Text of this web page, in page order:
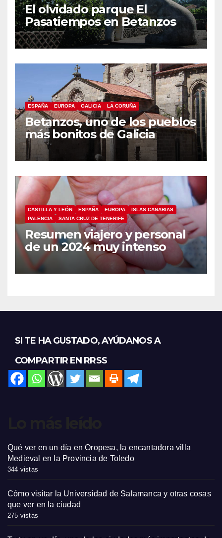
El olvidado parque El
Pasatiempos en Betanzos
ESPAÑA EUROPA GALICIA LA CORUÑA
Betanzos, uno de los pueblos
más bonitos de Galicia
CASTILLA Y LEÓN ESPAÑA EUROPA
ISLAS CANARIAS
PALENCIA
SANTA CRUZ DE TENERIFE
Resumen viajero y personal
de un 2024 muy intenso
SI TE HA GUSTADO, AYÚDANOS A
COMPARTIR EN RRSS
Qué ver en un día en Oropesa, la encantadora villa
Medieval en la Provincia de Toledo
344 vistas
Cómo visitar la Universidad de Salamanca y otras cosas
que ver en la ciudad
275 vistas